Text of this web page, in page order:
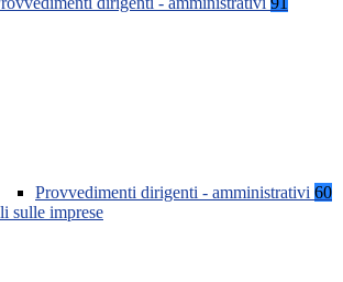
Provvedimenti dirigenti - amministrativi 60
sulle imprese